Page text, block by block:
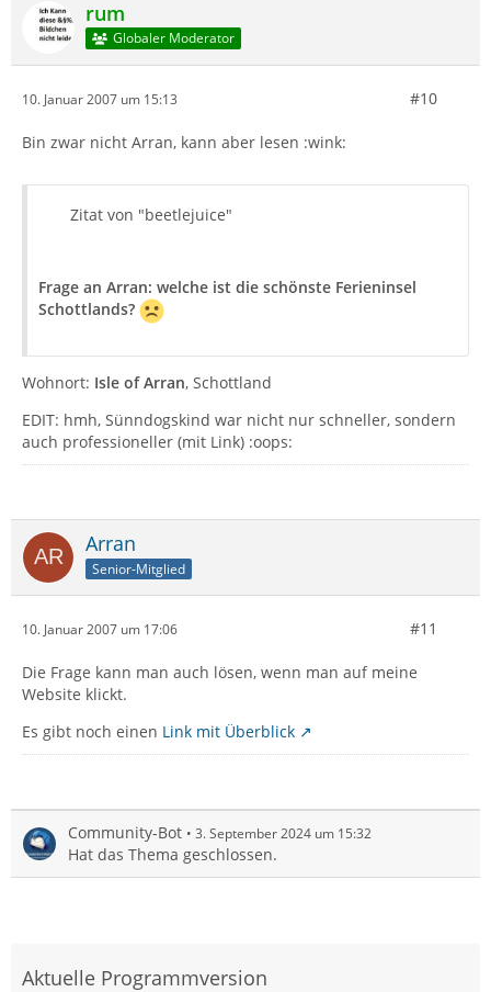
rum
Globaler Moderator
10. Januar 2007 um 15:13 #10
Bin zwar nicht Arran, kann aber lesen :wink:
Zitat von "beetlejuice"
Frage an Arran: welche ist die schönste Ferieninsel
Schottlands?
Wohnort: Isle of Arran, Schottland
EDIT: hmh, Sünndogskind war nicht nur schneller, sondern
auch professioneller (mit Link) :oops:
Arran
Senior-Mitglied
10. Januar 2007 um 17:06 #11
Die Frage kann man auch lösen, wenn man auf meine
Website klickt.
Es gibt noch einen Link mit Überblick
Community-Bot 3. September 2024 um 15:32
Hat das Thema geschlossen.
Aktuelle Programmversion